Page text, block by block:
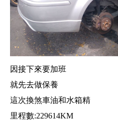
因接下來要加班
就先去做保養
這次換煞車油和水箱精
里程數:229614KM